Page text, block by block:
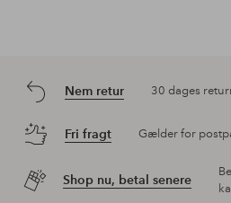
Nem retur 30 dages
Fri fragt Gælder for
Shop nu, betal senere